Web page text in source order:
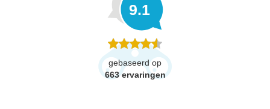
9.1
gebaseerd op
663 ervaringen